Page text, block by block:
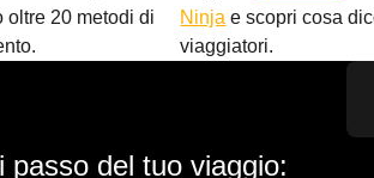
oltre 20 metodi di
Ninja e scopri cosa
viaggiatori.
passo del tuo viaggio: